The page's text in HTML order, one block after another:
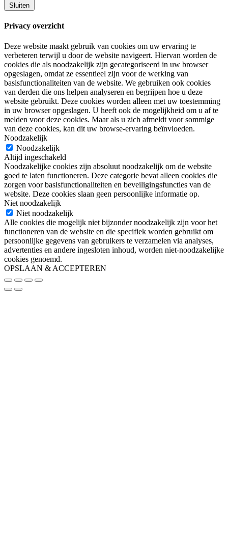
Sluiten
Privacy overzicht
Deze website maakt gebruik van cookies om uw ervaring te
verbeteren terwijl u door de website navigeert. Hiervan worden de
cookies die als noodzakelijk zijn gecategoriseerd in uw browser
opgeslagen, omdat ze essentieel zijn voor de werking van
basisfunctionaliteiten van de website. We gebruiken ook cookies
van derden die ons helpen analyseren en begrijpen hoe u deze
website gebruikt. Deze cookies worden alleen met uw toestemming
in uw browser opgeslagen. U heeft ook de mogelijkheid om u af te
melden voor deze cookies. Maar als u zich afmeldt voor sommige
van deze cookies, kan dit uw browse-ervaring beïnvloeden.
Noodzakelijk
Noodzakelijk
Altijd ingeschakeld
Noodzakelijke cookies zijn absoluut noodzakelijk om de website
goed te laten functioneren. Deze categorie bevat alleen cookies die
zorgen voor basisfunctionaliteiten en beveiligingsfuncties van de
website. Deze cookies slaan geen persoonlijke informatie op.
Niet noodzakelijk
Niet noodzakelijk
Alle cookies die mogelijk niet bijzonder noodzakelijk zijn voor het
functioneren van de website en die specifiek worden gebruikt om
persoonlijke gegevens van gebruikers te verzamelen via analyses,
advertenties en andere ingesloten inhoud, worden niet-noodzakelijke
cookies genoemd.
OPSLAAN & ACCEPTEREN